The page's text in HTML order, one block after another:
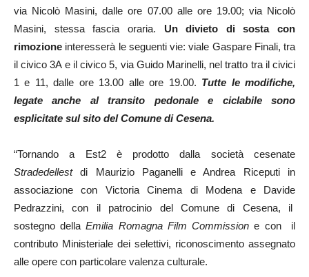
via Nicolò Masini, dalle ore 07.00 alle ore 19.00; via Nicolò
Masini, stessa fascia oraria. Un divieto di sosta con
rimozione interesserà le seguenti vie: viale Gaspare Finali, tra
il civico 3A e il civico 5, via Guido Marinelli, nel tratto tra il civici
1 e 11, dalle ore 13.00 alle ore 19.00. Tutte le modifiche,
legate anche al transito pedonale e ciclabile sono
esplicitate sul sito del Comune di Cesena.
“Tornando a Est2 è prodotto dalla società cesenate
Stradedellestdi Maurizio Paganelli e Andrea Riceputi in
associazione con Victoria Cinema di Modena e Davide
Pedrazzini, con il patrocinio del Comune di Cesena, il
sostegno dellaEmilia Romagna Film Commission e con il
contributo Ministeriale dei selettivi, riconoscimento assegnato
alle opere con particolare valenza culturale.